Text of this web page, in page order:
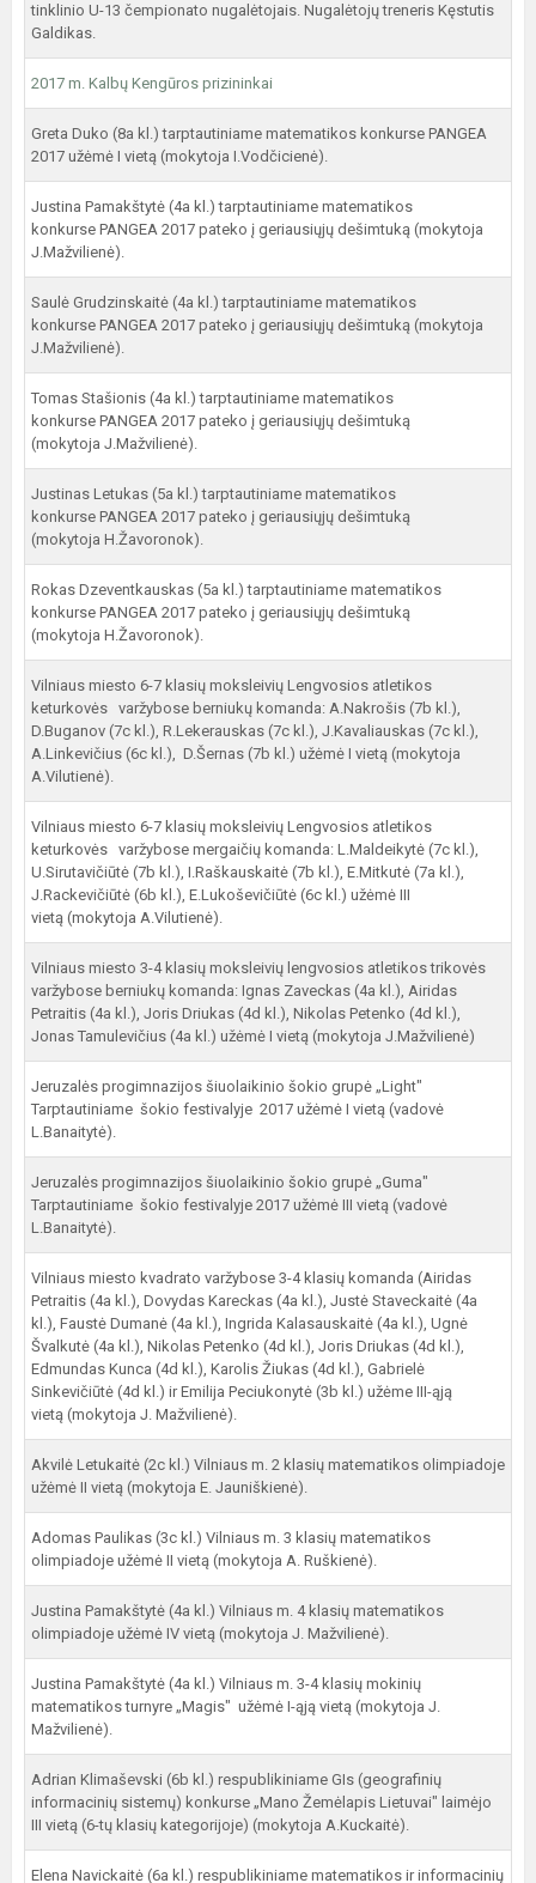
tinklinio U-13 čempionato nugalėtojais. Nugalėtojų treneris Kęstutis
Galdikas.
2017 m. Kalbų Kengūros prizininkai
Greta Duko (8a kl.) tarptautiniame matematikos konkurse PANGEA
2017 užėmė I vietą (mokytoja I.Vodčicienė).
Justina Pamakštytė (4a kl.) tarptautiniame matematikos
konkurse PANGEA 2017 pateko į geriausiųjų dešimtuką (mokytoja
J.Mažvilienė).
Saulė Grudzinskaitė (4a kl.) tarptautiniame matematikos
konkurse PANGEA 2017 pateko į geriausiųjų dešimtuką (mokytoja
J.Mažvilienė).
Tomas Stašionis (4a kl.) tarptautiniame matematikos
konkurse PANGEA 2017 pateko į geriausiųjų dešimtuką
(mokytoja J.Mažvilienė).
Justinas Letukas (5a kl.) tarptautiniame matematikos
konkurse PANGEA 2017 pateko į geriausiųjų dešimtuką
(mokytoja H.Žavoronok).
Rokas Dzeventkauskas (5a kl.) tarptautiniame matematikos
konkurse PANGEA 2017 pateko į geriausiųjų dešimtuką
(mokytoja H.Žavoronok).
Vilniaus miesto 6-7 klasių moksleivių Lengvosios atletikos
keturkovės varžybose berniukų komanda: A.Nakrošis (7b kl.),
D.Buganov (7c kl.), R.Lekerauskas (7c kl.), J.Kavaliauskas (7c kl.),
A.Linkevičius (6c kl.), D.Šernas (7b kl.) užėmė I vietą (mokytoja
A.Vilutienė).
Vilniaus miesto 6-7 klasių moksleivių Lengvosios atletikos
keturkovės varžybose mergaičių komanda: L.Maldeikytė (7c kl.),
U.Sirutavičiūtė (7b kl.), I.Raškauskaitė (7b kl.), E.Mitkutė (7a kl.),
J.Rackevičiūtė (6b kl.), E.Lukoševičiūtė (6c kl.) užėmė III
vietą (mokytoja A.Vilutienė).
Vilniaus miesto 3-4 klasių moksleivių lengvosios atletikos trikovės
varžybose berniukų komanda: Ignas Zaveckas (4a kl.), Airidas
Petraitis (4a kl.), Joris Driukas (4d kl.), Nikolas Petenko (4d kl.),
Jonas Tamulevičius (4a kl.) užėmė I vietą (mokytoja J.Mažvilienė)
Jeruzalės progimnazijos šiuolaikinio šokio grupė „Light"
Tarptautiniame šokio festivalyje 2017 užėmė I vietą (vadovė
L.Banaitytė).
Jeruzalės progimnazijos šiuolaikinio šokio grupė „Guma"
Tarptautiniame šokio festivalyje 2017 užėmė III vietą (vadovė
L.Banaitytė).
Vilniaus miesto kvadrato varžybose 3-4 klasių komanda (Airidas
Petraitis (4a kl.), Dovydas Kareckas (4a kl.), Justė Staveckaitė (4a
kl.), Faustė Dumanė (4a kl.), Ingrida Kalasauskaitė (4a kl.), Ugnė
Švalkutė (4a kl.), Nikolas Petenko (4d kl.), Joris Driukas (4d kl.),
Edmundas Kunca (4d kl.), Karolis Žiukas (4d kl.), Gabrielė
Sinkevičiūtė (4d kl.) ir Emilija Peciukonytė (3b kl.) užėme III-ąją
vietą (mokytoja J. Mažvilienė).
Akvilė Letukaitė (2c kl.) Vilniaus m. 2 klasių matematikos olimpiadoje
užėmė II vietą (mokytoja E. Jauniškienė).
Adomas Paulikas (3c kl.) Vilniaus m. 3 klasių matematikos
olimpiadoje užėmė II vietą (mokytoja A. Ruškienė).
Justina Pamakštytė (4a kl.) Vilniaus m. 4 klasių matematikos
olimpiadoje užėmė IV vietą (mokytoja J. Mažvilienė).
Justina Pamakštytė (4a kl.) Vilniaus m. 3-4 klasių mokinių
matematikos turnyre „Magis" užėmė I-ąją vietą (mokytoja J.
Mažvilienė).
Adrian Klimaševski (6b kl.) respublikiniame GIs (geografinių
informacinių sistemų) konkurse „Mano Žemėlapis Lietuvai" laimėjo
III vietą (6-tų klasių kategorijoje) (mokytoja A.Kuckaitė).
Elena Navickaitė (6a kl.) respublikiniame matematikos ir informacinių